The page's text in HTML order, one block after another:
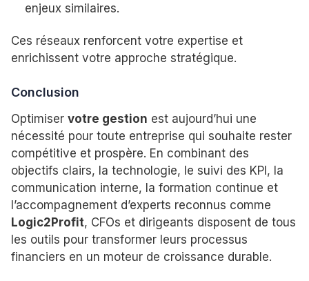
enjeux similaires.
Ces réseaux renforcent votre expertise et
enrichissent votre approche stratégique.
Conclusion
Optimiser votre gestion est aujourd’hui une
nécessité pour toute entreprise qui souhaite rester
compétitive et prospère. En combinant des
objectifs clairs, la technologie, le suivi des KPI, la
communication interne, la formation continue et
l’accompagnement d’experts reconnus comme
Logic2Profit, CFOs et dirigeants disposent de tous
les outils pour transformer leurs processus
financiers en un moteur de croissance durable.